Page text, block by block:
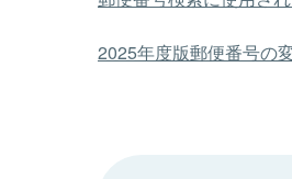
2025年度版郵便番号の